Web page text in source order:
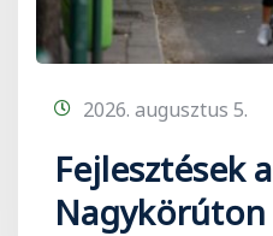
2026. augusztus 5.
Fejlesztések a
Nagykörúton